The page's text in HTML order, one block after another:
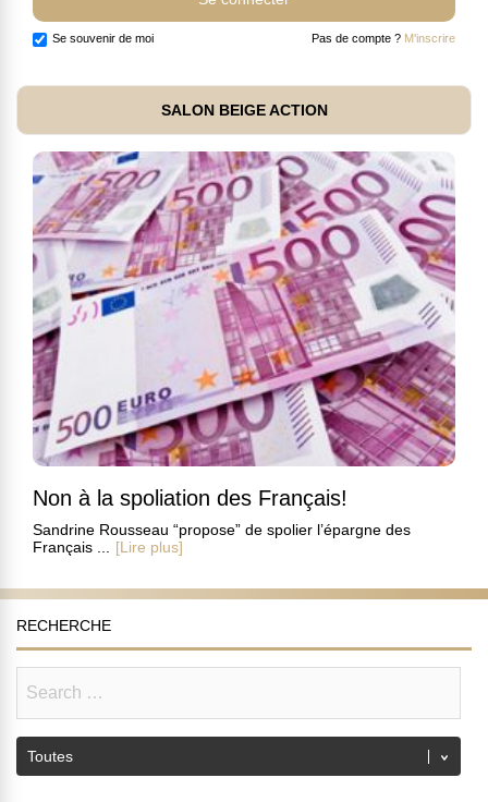
Se souvenir de moi Pas de compte ? M'inscrire
SALON BEIGE ACTION
Non à la spoliation des Français!
Sandrine Rousseau “propose” de spolier l’épargne des
Français ...
[Lire plus]
RECHERCHE